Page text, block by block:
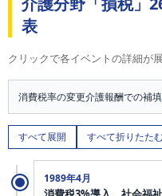
表
クリックで各イベントの詳細が
消費税率の変更介護報酬での補
すべて展開 すべて折りたた
1989年4月